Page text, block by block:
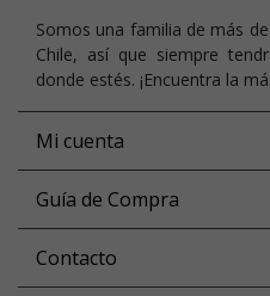
Somos una familia de más
Chile, así que siempre
donde estés. ¡Encuentra la
Mi cuenta
Guía de Compra
Contacto